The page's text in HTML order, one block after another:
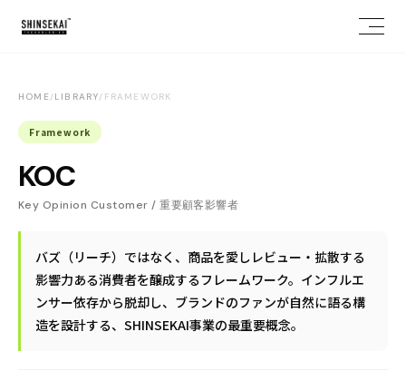
お問い合わせ
HOME/LIBRARY/ FRAMEWORK
Framework
KOC
Key Opinion Customer / 重要顧客影響者
バズ（リーチ）ではなく、商品を愛しレビュー・拡散する
影響力ある消費者を醸成するフレームワーク。インフルエ
ンサー依存から脱却し、ブランドのファンが自然に語る構
造を設計する、SHINSEKAI事業の最重要概念。